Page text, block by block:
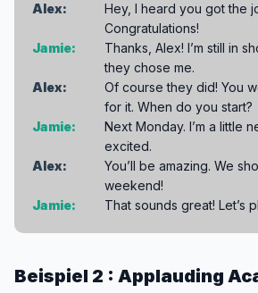
Alex:
Hey, I heard you got the
Congratulations!
Jamie:
Thanks, Alex! I’m still in
they chose me.
Alex:
Of course they did! You
for it. When do you start?
Jamie:
Next Monday. I’m a little
excited.
Alex:
You’ll be amazing. We
weekend!
Jamie:
That sounds great! Let’s
Beispiel 2 : Applauding